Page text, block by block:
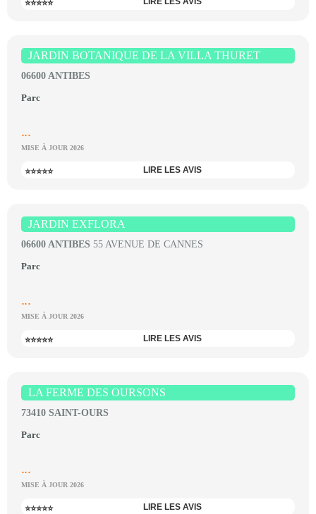
⭐⭐⭐⭐⭐
JARDIN BOTANIQUE DE LA VILLA THURET
06600 ANTIBES
Parc
...
MISE À JOUR 2026
⭐⭐⭐⭐⭐ LIRE LES AVIS
JARDIN EXFLORA
06600 ANTIBES 55 AVENUE DE CANNES
Parc
...
MISE À JOUR 2026
⭐⭐⭐⭐⭐ LIRE LES AVIS
LA FERME DES OURSONS
73410 SAINT-OURS
Parc
...
MISE À JOUR 2026
⭐⭐⭐⭐⭐ LIRE LES AVIS